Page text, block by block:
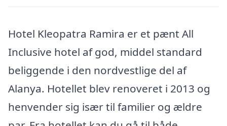
Hotel Kleopatra Ramira er et pænt All
Inclusive hotel af god, middel standard
beliggende i den nordvestlige del af
Alanya. Hotellet blev renoveret i 2013 og
henvender sig især til familier og ældre